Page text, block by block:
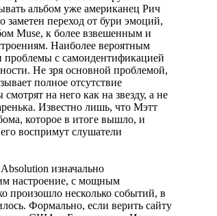
альбом уже американец Рич
заметен переход от бури эмоций,
Muse, к более взвешенным и
Наиболее вероятным
проблемы с самоидентификацией
Не зря основной проблемой,
полное отсутствие
на него как на звезду, а не
Известно лишь, что Мэтт
которое в итоге вышло, и
воспримут слушатели
изначально
настроение, с мощным
произошло несколько событий, в
Формально, если верить сайту